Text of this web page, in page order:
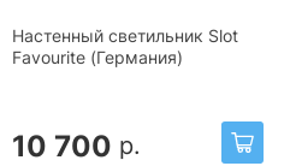
Настенный светильник Slot
Favourite (Германия)
10 700 р.